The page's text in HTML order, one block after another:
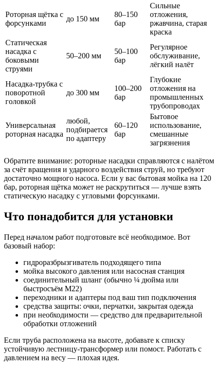
Роторная щётка с
форсунками
до 150 мм
80–150
бар
Сильные
отложения,
ржавчина, старая
краска
Статическая
насадка с
боковыми
струями
50–200 мм
50–100
бар
Регулярное
обслуживание,
лёгкий налёт
Насадка-трубка с
поворотной
головкой
до 300 мм
100–200
бар
Глубокие
отложения на
промышленных
трубопроводах
Универсальная
роторная насадка
любой,
подбирается
по адаптеру
60–120
бар
Бытовое
использование,
смешанные
загрязнения
Обратите внимание: роторные насадки справляются с налётом
за счёт вращения и ударного воздействия струй, но требуют
достаточно мощного насоса. Если у вас бытовая мойка на 120
бар, роторная щётка может не раскрутиться — лучше взять
статическую насадку с угловыми форсунками.
Что понадобится для установки
Перед началом работ подготовьте всё необходимое. Вот
базовый набор:
гидроразбрызгиватель подходящего типа
мойка высокого давления или насосная станция
соединительный шланг (обычно ¼ дюйма или
быстросъём M22)
переходники и адаптеры под ваш тип подключения
средства защиты: очки, перчатки, закрытая одежда
при необходимости — средство для предварительной
обработки отложений
Если труба расположена на высоте, добавьте к списку
устойчивую лестницу-трансформер или помост. Работать с
давлением на весу — плохая идея.